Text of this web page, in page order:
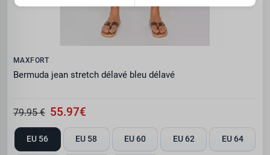
MAXFORT
Bermuda jean stretch délavé bleu délavé
79.95 € 55.97€
EU 56 EU 58 EU 60 EU 62 EU 64